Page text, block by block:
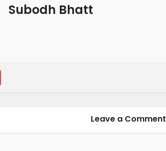
Subodh Bhatt
Leave a Comment